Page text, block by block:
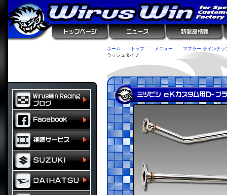
ホーム トップ メニュー
マフラー ラインナッ
ラッシュタイプ